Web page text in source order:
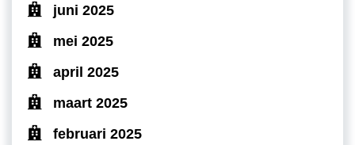
juni 2025
mei 2025
april 2025
maart 2025
februari 2025